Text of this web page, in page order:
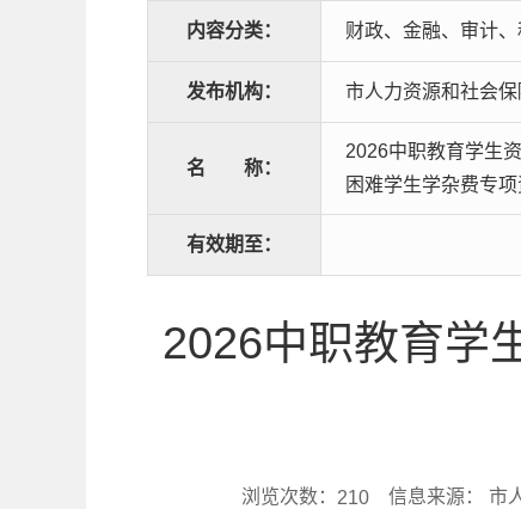
内容分类： 财政、金融、审计
发布机构： 市人力资源和社会保
名 称：
2026中职教育学生
困难学生学杂费专
有效期至：
2026中职教育学
浏览次数： 210 信息来源： 市